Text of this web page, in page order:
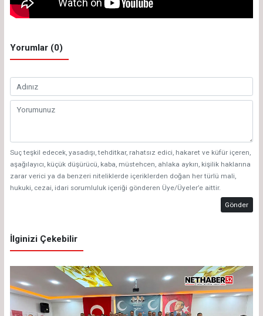
Yorumlar (0)
Suç teşkil edecek, yasadışı, tehditkar, rahatsız edici, hakaret ve küfür içeren,
aşağılayıcı, küçük düşürücü, kaba, müstehcen, ahlaka aykırı, kişilik haklarına
zarar verici ya da benzeri niteliklerde içeriklerden doğan her türlü mali,
hukuki, cezai, idari sorumluluk içeriği gönderen Üye/Üyeler’e aittir.
Gönder
İlginizi Çekebilir